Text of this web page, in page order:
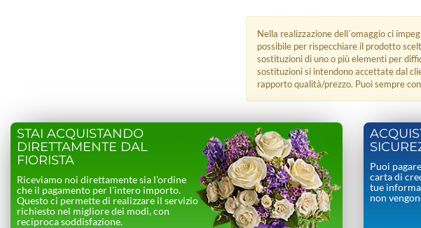
Nella realizzazione dell´omaggio ci
possibile per rispecchiare il prodotto
sostituzioni di uno o più elementi per
sostituzioni si intendono accettate dal
rapporto qualità/prezzo. Puoi sempre
STAI ACQUISTANDO
DIRETTAMENTE DAL
FIORISTA
Riceviamo noi direttamente sia l’ordine
che il pagamento per l’intero importo.
Questo ci permette di realizzare il servizio
richiesto nel migliore dei modi, con
reciproca soddisfazione.
Puoi
carta di
tue
non